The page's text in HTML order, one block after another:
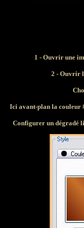
1 - Ouvrir une
2 - Ouvrir
Ici avant-plan la couleur
Configurer un dégradé